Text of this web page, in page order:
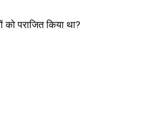
पराजित किया था?